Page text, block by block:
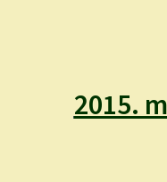
2015.